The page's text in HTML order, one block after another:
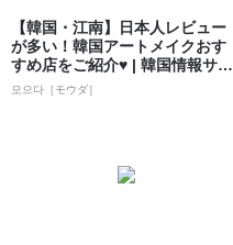
【韓国・江南】日本人レビュー
が多い！韓国アートメイクおす
すめ店をご紹介♥ | 韓国情報サイ
ト 모으...
모으다［モウダ］